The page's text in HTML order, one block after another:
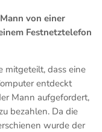
von einer
Festnetztelefon
mitgeteilt, dass eine
entdeckt
Mann aufgefordert,
bezahlen. Da die
wurde der